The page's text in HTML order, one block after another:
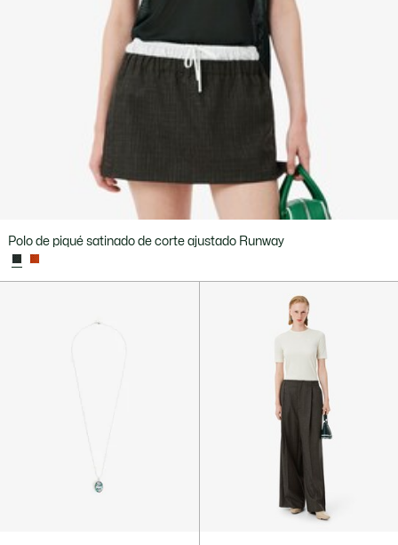
Polo de piqué satinado de corte ajustado Runway